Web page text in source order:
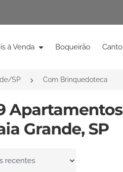
à Venda Boqueirão
SP Com Brinquedoteca
Grande, SP
por